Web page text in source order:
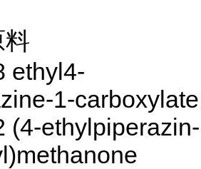
料
ethyl4-
1-carboxylate
(4-ethylpiperazin-